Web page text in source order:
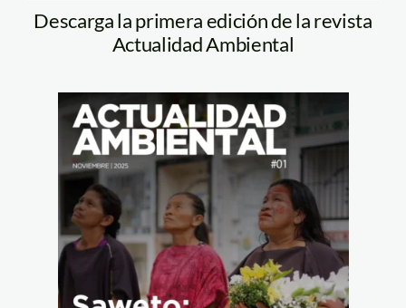
Descarga la primera edición de la revista
Actualidad Ambiental